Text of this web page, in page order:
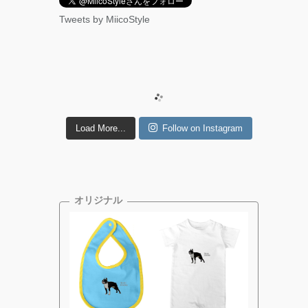
Tweets by MiicoStyle
Load More... Follow on Instagram